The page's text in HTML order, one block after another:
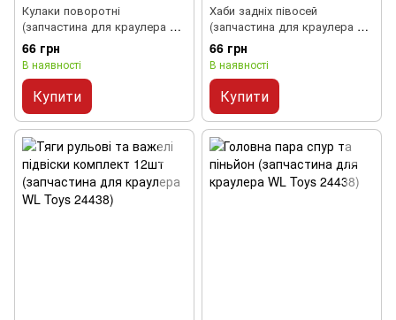
Кулаки поворотні
(запчастина для краулера WL
Toys 24438)
66 грн
В наявності
Купити
Хаби задніх півосей
(запчастина для краулера WL
Toys 24438)
66 грн
В наявності
Купити